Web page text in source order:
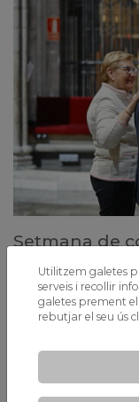
Setmana de
comunions
Els alumnes de PAI 3
Barcelona i els
Primera Comunió a
Utilitzem galetes
serveis i recollir
galetes prement
rebutjar el seu ús